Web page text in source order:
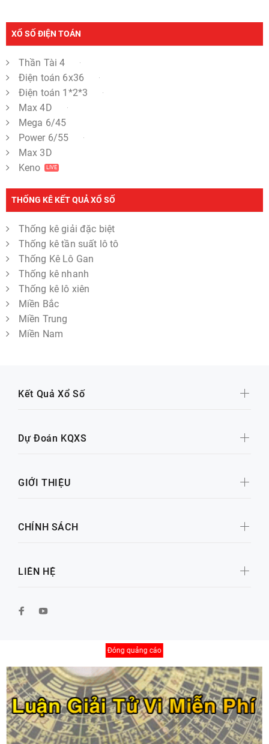
XỔ SỐ ĐIỆN TOÁN
Thần Tài 4
Điện toán 6x36
Điện toán 1*2*3
Max 4D
Mega 6/45
Power 6/55
Max 3D
Keno
LIVE
THỐNG KÊ KẾT QUẢ XỔ SỐ
Thống kê giải đặc biệt
Thống kê tần suất lô tô
Thống Kê Lô Gan
Thống kê nhanh
Thống kê lô xiên
Miền Bắc
Miền Trung
Miền Nam
Đóng quảng cáo
Kết Quả Xổ Số
Dự Đoán KQXS
GIỚI THIỆU
CHÍNH SÁCH
LIÊN HỆ
© Copyright 2026 by Xố Số Đại Cát
BACK TO TOP